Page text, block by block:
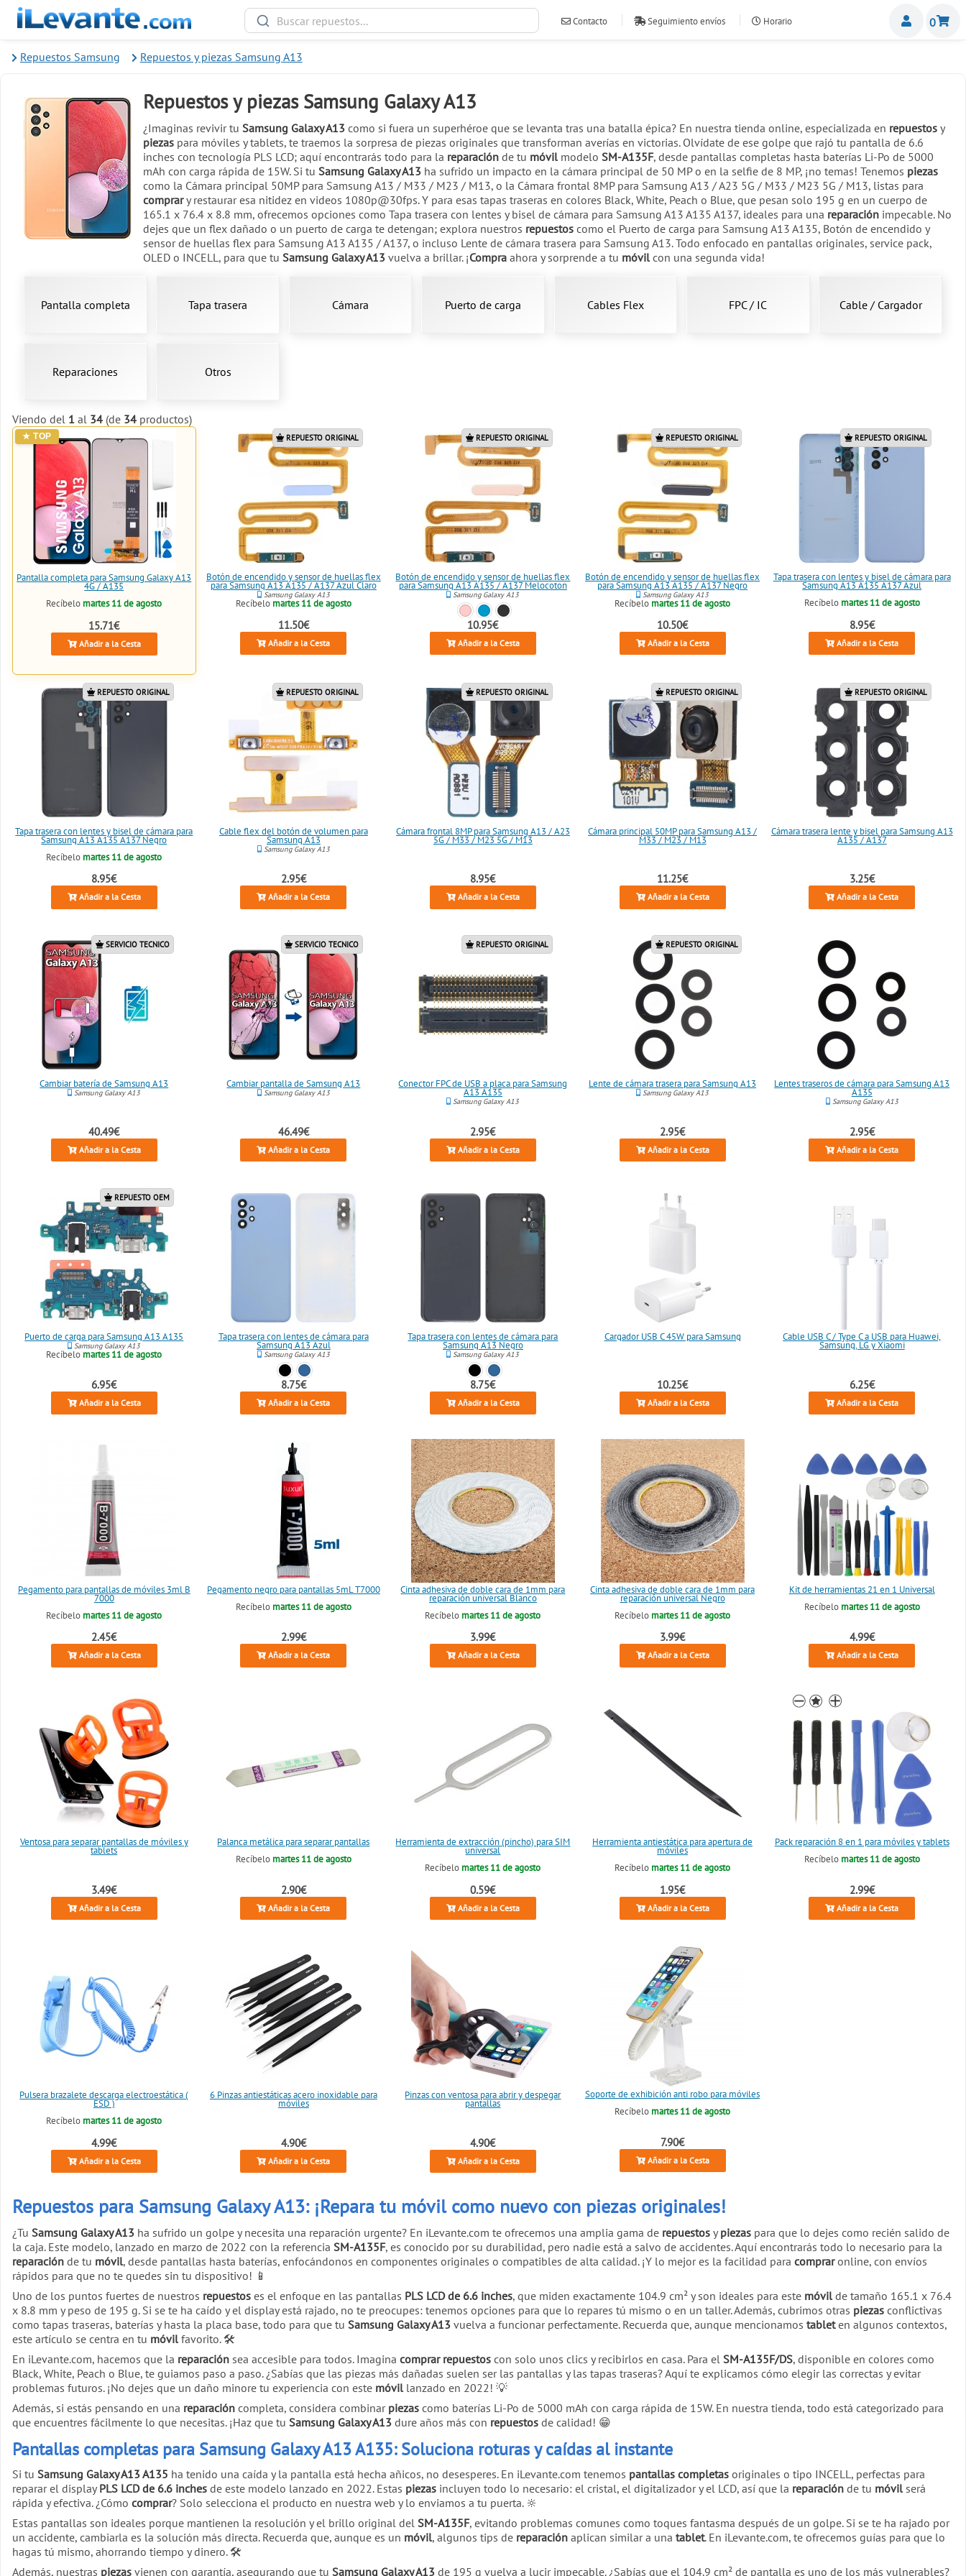
Contacto Seguimiento envíos Horario 0
Repuestos Samsung Repuestos y piezas Samsung A13
Repuestos y piezas Samsung Galaxy A13
¿Imaginas revivir tu Samsung Galaxy A13 como si fuera un superhéroe que se levanta tras una batalla épica? En nuestra tienda online, especializada en repuestos y
piezas para móviles y tablets, te traemos la sorpresa de piezas originales que transforman averías en victorias. Olvídate de ese golpe que rajó tu pantalla de 6.6
inches con tecnología PLS LCD; aquí encontrarás todo para la reparación de tu móvil modelo SM-A135F, desde pantallas completas hasta baterías Li-Po de 5000
mAh con carga rápida de 15W. Si tu Samsung Galaxy A13 ha sufrido un impacto en la cámara principal de 50 MP o en la selfie de 8 MP, ¡no temas! Tenemos piezas
como la Cámara principal 50MP para Samsung A13 / M33 / M23 / M13, o la Cámara frontal 8MP para Samsung A13 / A23 5G / M33 / M23 5G / M13, listas para
comprary restaurar esa nitidez en videos 1080p@30fps. Y para esas tapas traseras en colores Black, White, Peach o Blue, que pesan solo 195 g en un cuerpo de
165.1 x 76.4 x 8.8 mm, ofrecemos opciones como Tapa trasera con lentes y bisel de cámara para Samsung A13 A135 A137, ideales para una reparación impecable. No
dejes que un flex dañado o un puerto de carga te detengan; explora nuestros repuestos como el Puerto de carga para Samsung A13 A135, Botón de encendido y
sensor de huellas flex para Samsung A13 A135 / A137, o incluso Lente de cámara trasera para Samsung A13. Todo enfocado en pantallas originales, service pack,
OLED o INCELL, para que tu Samsung Galaxy A13 vuelva a brillar. ¡Compra ahora y sorprende a tu móvil con una segunda vida!
Pantalla completa Tapa trasera Cámara Puerto de carga Cables Flex FPC / IC Cable / Cargador
Reparaciones Otros
Viendo del 1 al 34 (de 34 productos)
Pantalla completa para Samsung Galaxy A13
4G / A135
Recíbelo martes 11 de agosto
15.71€
Añadir a la Cesta
REPUESTO ORIGINAL
Botón de encendido y sensor de huellas flex
para Samsung A13 A135 / A137 Azul Claro
Samsung Galaxy A13
Recíbelo martes 11 de agosto
11.50€
Añadir a la Cesta
REPUESTO ORIGINAL
Botón de encendido y sensor de huellas flex
para Samsung A13 A135 / A137 Melocoton
Samsung Galaxy A13
10.95€
Añadir a la Cesta
REPUESTO ORIGINAL
Botón de encendido y sensor de huellas flex
para Samsung A13 A135 / A137 Negro
Samsung Galaxy A13
Recíbelo martes 11 de agosto
10.50€
Añadir a la Cesta
REPUESTO ORIGINAL
Tapa trasera con lentes y bisel de cámara para
Samsung A13 A135 A137 Azul
Recíbelo martes 11 de agosto
8.95€
Añadir a la Cesta
REPUESTO ORIGINAL
Tapa trasera con lentes y bisel de cámara para
Samsung A13 A135 A137 Negro
Recíbelo martes 11 de agosto
8.95€
Añadir a la Cesta
REPUESTO ORIGINAL
Cable flex del botón de volumen para
Samsung A13
Samsung Galaxy A13
2.95€
Añadir a la Cesta
REPUESTO ORIGINAL
Cámara frontal 8MP para Samsung A13 / A23
5G / M33 / M23 5G / M13
8.95€
Añadir a la Cesta
REPUESTO ORIGINAL
Cámara principal 50MP para Samsung A13 /
M33 / M23 / M13
11.25€
Añadir a la Cesta
REPUESTO ORIGINAL
Cámara trasera lente y bisel para Samsung A13
A135 / A137
3.25€
Añadir a la Cesta
SERVICIO TECNICO
Cambiar batería de Samsung A13
Samsung Galaxy A13
40.49€
Añadir a la Cesta
SERVICIO TECNICO
Cambiar pantalla de Samsung A13
Samsung Galaxy A13
46.49€
Añadir a la Cesta
REPUESTO ORIGINAL
Conector FPC de USB a placa para Samsung
A13 A135
Samsung Galaxy A13
2.95€
Añadir a la Cesta
REPUESTO ORIGINAL
Lente de cámara trasera para Samsung A13
Samsung Galaxy A13
2.95€
Añadir a la Cesta
Lentes traseros de cámara para Samsung A13
A135
Samsung Galaxy A13
2.95€
Añadir a la Cesta
REPUESTO OEM
Puerto de carga para Samsung A13 A135
Samsung Galaxy A13
Recíbelo martes 11 de agosto
6.95€
Añadir a la Cesta
Tapa trasera con lentes de cámara para
Samsung A13 Azul
Samsung Galaxy A13
8.75€
Añadir a la Cesta
Tapa trasera con lentes de cámara para
Samsung A13 Negro
Samsung Galaxy A13
8.75€
Añadir a la Cesta
Cargador USB C 45W para Samsung
10.25€
Añadir a la Cesta
Cable USB C / Type C a USB para Huawei,
Samsung, LG y Xiaomi
6.25€
Añadir a la Cesta
Pegamento para pantallas de móviles 3ml B
7000
Recíbelo martes 11 de agosto
2.45€
Añadir a la Cesta
Pegamento negro para pantallas 5mL T7000
Recíbelo martes 11 de agosto
2.99€
Añadir a la Cesta
Cinta adhesiva de doble cara de 1mm para
reparación universal Blanco
Recíbelo martes 11 de agosto
3.99€
Añadir a la Cesta
Cinta adhesiva de doble cara de 1mm para
reparación universal Negro
Recíbelo martes 11 de agosto
3.99€
Añadir a la Cesta
Kit de herramientas 21 en 1 Universal
Recíbelo martes 11 de agosto
4.99€
Añadir a la Cesta
Ventosa para separar pantallas de móviles y
tablets
3.49€
Añadir a la Cesta
Palanca metálica para separar pantallas
Recíbelo martes 11 de agosto
2.90€
Añadir a la Cesta
Herramienta de extracción (pincho) para SIM
universal
Recíbelo martes 11 de agosto
0.59€
Añadir a la Cesta
Herramienta antiestática para apertura de
móviles
Recíbelo martes 11 de agosto
1.95€
Añadir a la Cesta
Pack reparación 8 en 1 para móviles y tablets
Recíbelo martes 11 de agosto
2.99€
Añadir a la Cesta
Pulsera brazalete descarga electroestática (
ESD )
Recíbelo martes 11 de agosto
4.99€
Añadir a la Cesta
6 Pinzas antiestáticas acero inoxidable para
móviles
4.90€
Añadir a la Cesta
Pinzas con ventosa para abrir y despegar
pantallas
4.90€
Añadir a la Cesta
Soporte de exhibición anti robo para móviles
Recíbelo martes 11 de agosto
7.90€
Añadir a la Cesta
Repuestos para Samsung Galaxy A13: ¡Repara tu móvil como nuevo con piezas originales!
¿Tu Samsung Galaxy A13 ha sufrido un golpe y necesita una reparación urgente? En iLevante.com te ofrecemos una amplia gama de repuestos ypiezas para que lo dejes como recién salido de
la caja. Este modelo, lanzado en marzo de 2022 con la referencia SM-A135F, es conocido por su durabilidad, pero nadie está a salvo de accidentes. Aquí encontrarás todo lo necesario para la
reparación de tu móvil, desde pantallas hasta baterías, enfocándonos en componentes originales o compatibles de alta calidad. ¡Y lo mejor es la facilidad para compraronline, con envíos
rápidos para que no te quedes sin tu dispositivo! 📱
Uno de los puntos fuertes de nuestros repuestos es el enfoque en las pantallas PLS LCD de 6.6 inches, que miden exactamente 104.9 cm² y son ideales para este móvil de tamaño 165.1 x 76.4
x 8.8 mm y peso de 195 g. Si se te ha caído y el display está rajado, no te preocupes: tenemos opciones para que lo repares tú mismo o en un taller. Además, cubrimos otras piezas conflictivas
como tapas traseras, baterías y hasta la placa base, todo para que tu Samsung Galaxy A13 vuelva a funcionar perfectamente. Recuerda que, aunque mencionamos tableten algunos contextos,
este artículo se centra en tu móvil favorito. 🛠️
En iLevante.com, hacemos que la reparación sea accesible para todos. Imagina comprar repuestos con solo unos clics y recibirlos en casa. Para el SM-A135F/DS, disponible en colores como
Black, White, Peach o Blue, te guiamos paso a paso. ¿Sabías que las piezas más dañadas suelen ser las pantallas y las tapas traseras? Aquí te explicamos cómo elegir las correctas y evitar
problemas futuros. ¡No dejes que un daño minore tu experiencia con este móvil lanzado en 2022! 💡
Además, si estás pensando en una reparación completa, considera combinar piezas como baterías Li-Po de 5000 mAh con carga rápida de 15W. En nuestra tienda, todo está categorizado para
que encuentres fácilmente lo que necesitas. ¡Haz que tu Samsung Galaxy A13 dure años más con repuestos de calidad! 😁
Pantallas completas para Samsung Galaxy A13 A135: Soluciona roturas y caídas al instante
Si tu Samsung Galaxy A13 A135 ha tenido una caída y la pantalla está hecha añicos, no desesperes. En iLevante.com tenemos pantallas completas originales o tipo INCELL, perfectas para
reparar el displayPLS LCD de 6.6 inches de este modelo lanzado en 2022. Estas piezas incluyen todo lo necesario: el cristal, el digitalizador y el LCD, así que la reparación de tu móvil será
rápida y efectiva. ¿Cómo comprar? Solo selecciona el producto en nuestra web y lo enviamos a tu puerta. 🔆
Estas pantallas son ideales porque mantienen la resolución y el brillo original del SM-A135F, evitando problemas comunes como toques fantasma después de un golpe. Si se te ha rajado por
un accidente, cambiarla es la solución más directa. Recuerda que, aunque es un móvil, algunos tips de reparación aplican similar a una tablet. En iLevante.com, te ofrecemos guías para que lo
hagas tú mismo, ahorrando tiempo y dinero. 🛠️
Además, nuestras piezas vienen con garantía, asegurando que tu Samsung Galaxy A13 de 195 g vuelva a lucir impecable. ¿Sabías que el 104.9 cm² de pantalla es uno de los más vulnerables?